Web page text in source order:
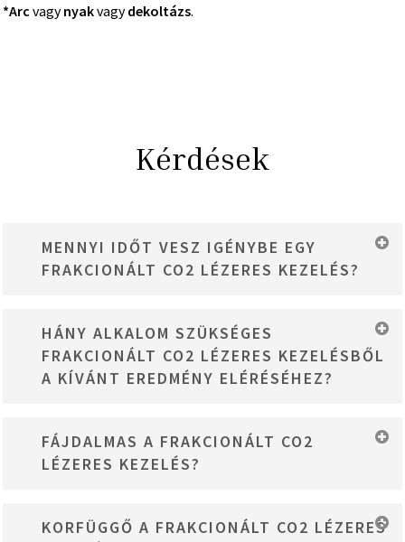
*Arc vagynyakvagydekoltázs.
Kérdések
MENNYI IDŐT VESZ IGÉNYBE EGY
FRAKCIONÁLT CO2 LÉZERES KEZELÉS?
bőrfelületen végezzük.
HÁNY ALKALOM SZÜKSÉGES
FRAKCIONÁLT CO2 LÉZERES KEZELÉSBŐL
A KÍVÁNT EREDMÉNY ELÉRÉSÉHEZ?
javasolt a legjobb eredmények elérése érdekében, a bőr
állapotától függően.
FÁJDALMAS A FRAKCIONÁLT CO2
LÉZERES KEZELÉS?
tapasztalhatunk, de a helyi érzéstelenítő krém alkalmazásával ez
KORFÜGGŐ A FRAKCIONÁLT CO2 LÉZERES